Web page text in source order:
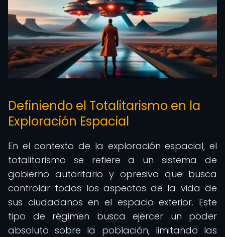
Definiendo el Totalitarismo en la
Exploración Espacial
En el contexto de la exploración espacial, el
totalitarismo se refiere a un sistema de
gobierno autoritario y opresivo que busca
controlar todos los aspectos de la vida de
sus ciudadanos en el espacio exterior. Este
tipo de régimen busca ejercer un poder
absoluto sobre la población, limitando las